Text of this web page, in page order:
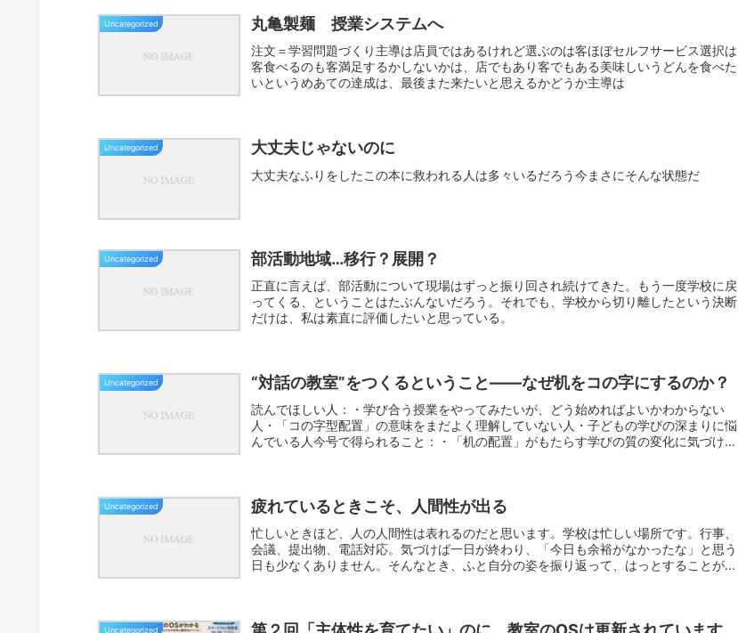
Uncategorized 丸亀製麺 授業システムへ
注文＝学習問題づくり主導は店員ではあるけれど選ぶのは客ほぼセルフサービス選択は
客食べるのも客満足するかしないかは、店でもあり客でもある美味しいうどんを食べた
いというめあての達成は、最後また来たいと思えるかどうか主導は
Uncategorized 大丈夫じゃないのに
大丈夫なふりをしたこの本に救われる人は多々いるだろう今まさにそんな状態だ
Uncategorized 部活動地域…移行？展開？
正直に言えば、部活動について現場はずっと振り回され続けてきた。もう一度学校に戻
ってくる、ということはたぶんないだろう。それでも、学校から切り離したという決断
だけは、私は素直に評価したいと思っている。
Uncategorized “対話の教室”をつくるということ——なぜ机をコの字にするのか？
読んでほしい人：・学び合う授業をやってみたいが、どう始めればよいかわからない
人・「コの字型配置」の意味をまだよく理解していない人・子どもの学びの深まりに悩
んでいる人今号で得られること：・「机の配置」がもたらす学びの質の変化に気づけ
Uncategorized 疲れているときこそ、人間性が出る
忙しいときほど、人の人間性は表れるのだと思います。学校は忙しい場所です。行事、
会議、提出物、電話対応。気づけば一日が終わり、「今日も余裕がなかったな」と思う
日も少なくありません。そんなとき、ふと自分の姿を振り返って、はっとすることがあ
Uncategorized